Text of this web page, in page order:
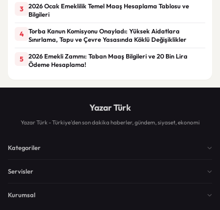
3
2026 Ocak Emeklilik Temel Maaş Hesaplama Tablosu ve
Bilgileri
4
Torba Kanun Komisyonu Onayladı: Yüksek Aidatlara
Sınırlama, Tapu ve Çevre Yasasında Köklü Değişiklikler
5
2026 Emekli Zammı: Taban Maaş Bilgileri ve 20 Bin Lira
Ödeme Hesaplama!
Yazar Türk
Yazar Türk - Türkiye'den son dakika haberler, gündem, siyaset, ekonomi
Kategoriler
Servisler
Kurumsal